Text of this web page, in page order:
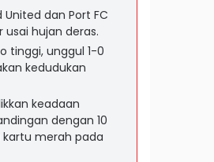
dan Port FC
hujan deras.
tinggi, unggul 1-0
kedudukan
keadaan
dengan 10
merah pada